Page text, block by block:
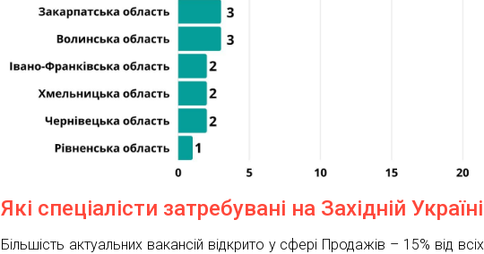
Які спеціалісти затребувані на Західній Україні
Більшість актуальних вакансій відкрито у сфері Продажів – 15% від всіх